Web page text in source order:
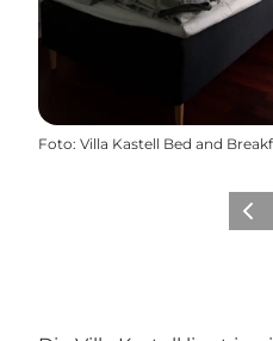
Foto: Villa Kastell Bed and